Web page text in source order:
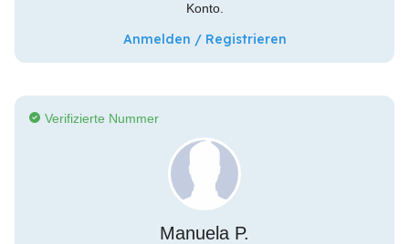
Konto.
Anmelden / Registrieren
Verifizierte Nummer
Manuela P.